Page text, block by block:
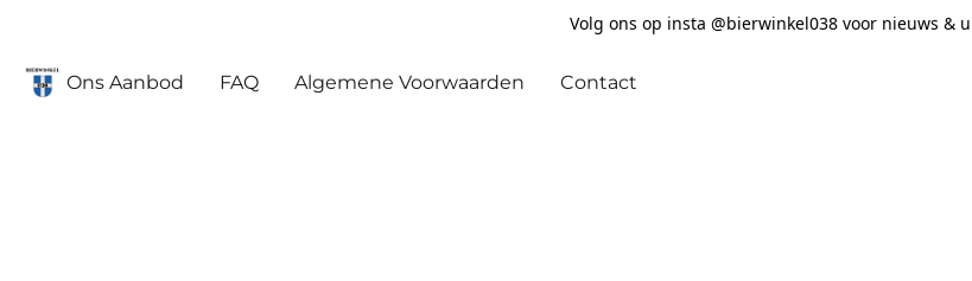
Volg ons op insta @bierwinkel038 voor nieuws &
Ons Aanbod FAQ Algemene Voorwaarden Contact